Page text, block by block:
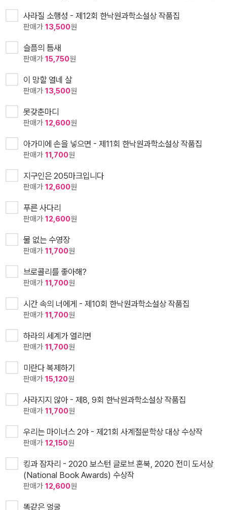
사라질 소행성 - 제12회 한낙원과학소설상 작품집
판매가 13,500원
슬픔의 틈새
판매가 15,750원
이 망할 열네 살
판매가 13,500원
못갖춘마디
판매가 12,600원
아가미에 손을 넣으면 - 제11회 한낙원과학소설상 작품집
판매가 11,700원
지구인은 205마크입니다
판매가 12,600원
푸른 사다리
판매가 12,600원
물 없는 수영장
판매가 11,700원
브로콜리를 좋아해?
판매가 11,700원
시간 속의 너에게 - 제10회 한낙원과학소설상 작품집
판매가 11,700원
하라의 세계가 열리면
판매가 11,700원
미란다 복제하기
판매가 15,120원
사라지지 않아 - 제8, 9회 한낙원과학소설상 작품집
판매가 11,700원
우리는 마이너스 2야 - 제21회 사계절문학상 대상 수상작
판매가 12,150원
킹과 잠자리 - 2020 보스턴 글로브 혼북, 2020 전미 도서상
(National Book Awards) 수상작
판매가 12,600원
똑같은 얼굴